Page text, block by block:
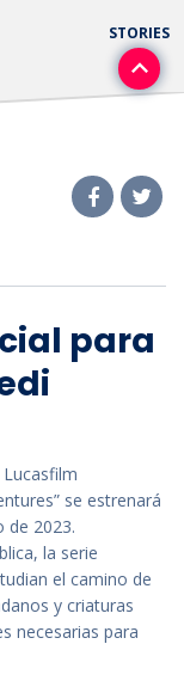
para
se estrenará
de 2023.
la serie
el camino de
y criaturas
necesarias para